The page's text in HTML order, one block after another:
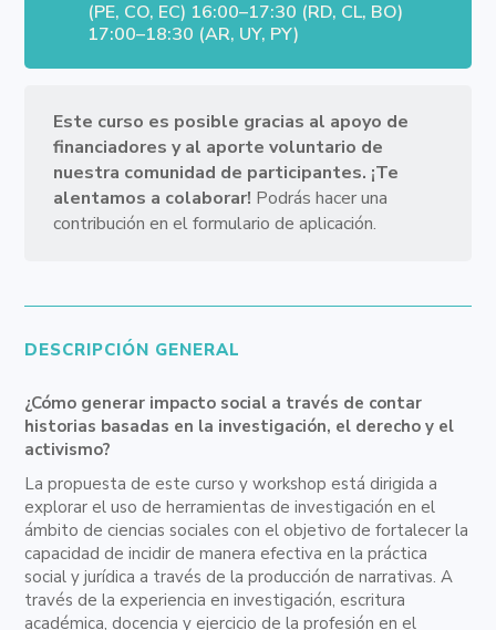
(PE, CO, EC) 16:00–17:30 (RD, CL, BO)
17:00–18:30 (AR, UY, PY)
Este curso es posible gracias al apoyo de
financiadores y al aporte voluntario de
nuestra comunidad de participantes. ¡Te
alentamos a colaborar! Podrás hacer una
contribución en el formulario de aplicación.
DESCRIPCIÓN GENERAL
¿Cómo generar impacto social a través de contar
historias basadas en la investigación, el derecho y el
activismo?
La propuesta de este curso y workshop está dirigida a
explorar el uso de herramientas de investigación en el
ámbito de ciencias sociales con el objetivo de fortalecer la
capacidad de incidir de manera efectiva en la práctica
social y jurídica a través de la producción de narrativas. A
través de la experiencia en investigación, escritura
académica, docencia y ejercicio de la profesión en el